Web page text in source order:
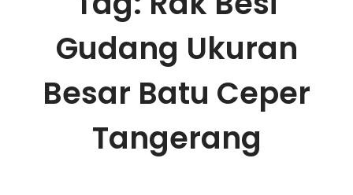
Gudang Ukuran
Besar Batu Ceper
Tangerang